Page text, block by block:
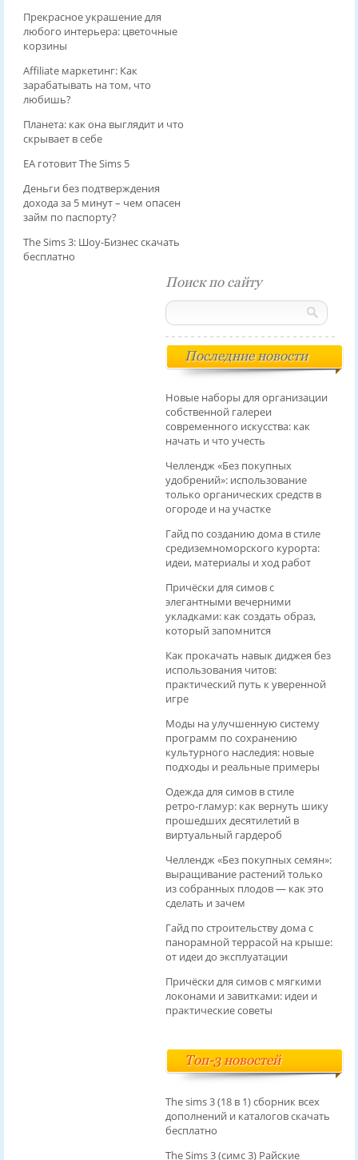
Прекрасное украшение для
любого интерьера: цветочные
корзины
Affiliate маркетинг: Как
зарабатывать на том, что
любишь?
Планета: как она выглядит и что
скрывает в себе
EA готовит The Sims 5
Деньги без подтверждения
дохода за 5 минут – чем опасен
займ по паспорту?
The Sims 3: Шоу-Бизнес скачать
бесплатно
Поиск по сайту
Последние новости
Новые наборы для организации
собственной галереи
современного искусства: как
начать и что учесть
Челлендж «Без покупных
удобрений»: использование
только органических средств в
огороде и на участке
Гайд по созданию дома в стиле
средиземноморского курорта:
идеи, материалы и ход работ
Причёски для симов с
элегантными вечерними
укладками: как создать образ,
который запомнится
Как прокачать навык диджея без
использования читов:
практический путь к уверенной
игре
Моды на улучшенную систему
программ по сохранению
культурного наследия: новые
подходы и реальные примеры
Одежда для симов в стиле
ретро‑гламур: как вернуть шику
прошедших десятилетий в
виртуальный гардероб
Челлендж «Без покупных семян»:
выращивание растений только
из собранных плодов — как это
сделать и зачем
Гайд по строительству дома с
панорамной террасой на крыше:
от идеи до эксплуатации
Причёски для симов с мягкими
локонами и завитками: идеи и
практические советы
Топ-3 новостей
The sims 3 (18 в 1) сборник всех
дополнений и каталогов скачать
бесплатно
The Sims 3 (симс 3) Райские